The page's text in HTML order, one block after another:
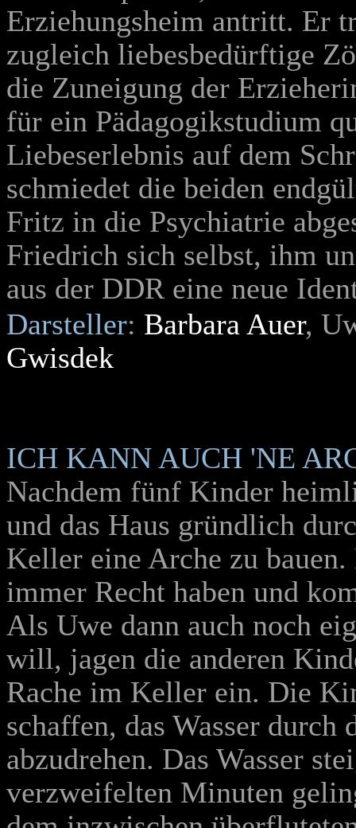
Erziehungsheim antritt. Er
zugleich liebesbedürftige
die Zuneigung der
für ein Pädagogikstudium
Liebeserlebnis auf dem
schmiedet die beiden
Fritz in die Psychiatrie
Friedrich sich selbst, ihm
aus der DDR eine neue
Darsteller: Barbara Auer,
Gwisdek
ICH KANN AUCH 'NE
Nachdem fünf Kinder
und das Haus gründlich
Keller eine Arche zu
immer Recht haben und
Als Uwe dann auch noch
will, jagen die anderen
Rache im Keller ein. Die
schaffen, das Wasser
abzudrehen. Das Wasser
verzweifelten Minuten